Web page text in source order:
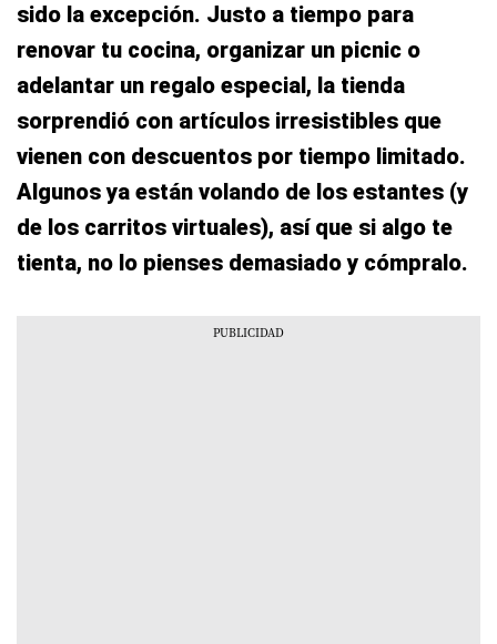
sido la excepción. Justo a tiempo para
renovar tu cocina, organizar un picnic o
adelantar un regalo especial, la tienda
sorprendió con artículos irresistibles que
vienen con descuentos por tiempo limitado.
Algunos ya están volando de los estantes (y
de los carritos virtuales), así que si algo te
tienta, no lo pienses demasiado y cómpralo.